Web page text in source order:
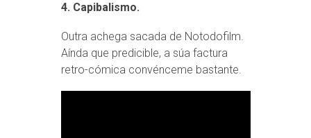
4. Capibalismo.
Outra achega sacada de Notodofilm.
Aínda que predicible, a súa factura
retro-cómica convénceme bastante.